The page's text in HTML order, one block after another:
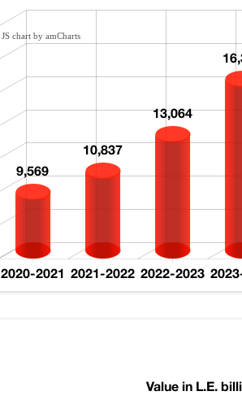
9,569
10,837
13,064
2020-2021 2021-2022 2022-2023
JS chart by amCharts
Value in L.E.